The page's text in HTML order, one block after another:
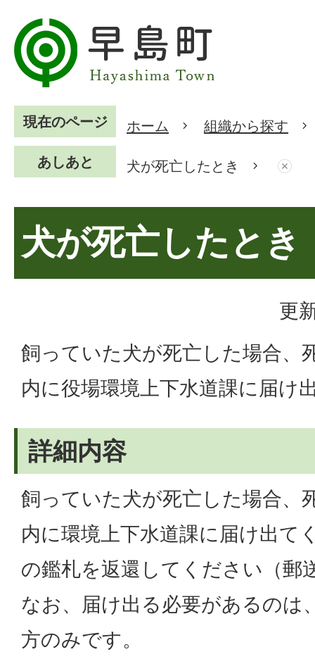
現在のページ ホーム 組織から探す
あしあと 犬が死亡したとき
犬が死亡したとき
更
飼っていた犬が死亡した場合、
内に役場環境上下水道課に届け
詳細内容
飼っていた犬が死亡した場合、
内に環境上下水道課に届け出て
の鑑札を返還してください（郵
なお、届け出る必要があるのは
方のみです。